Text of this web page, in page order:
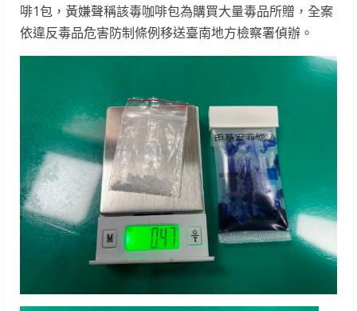
啡1包，黃嫌聲稱該毒咖啡包為購買大量毒品所贈，全案
依違反毒品危害防制條例移送臺南地方檢察署偵辦。